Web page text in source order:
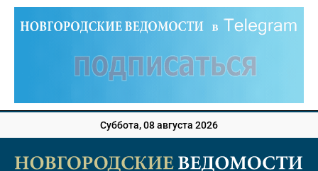
Суббота, 08 августа 2026